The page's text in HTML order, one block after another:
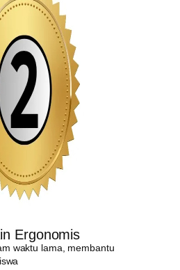
Ergonomis
waktu lama, membantu